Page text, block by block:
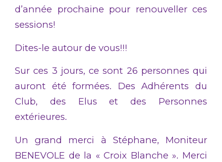
d’année prochaine pour renouveller ces
sessions!
Dites-le autour de vous!!!
Sur ces 3 jours, ce sont 26 personnes qui
auront été formées. Des Adhérents du
Club, des Elus et des Personnes
extérieures.
Un grand merci à Stéphane, Moniteur
BENEVOLE de la « Croix Blanche ». Merci